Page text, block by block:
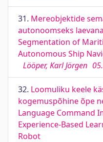
31. Mereobjektide
autonoomseks
Segmentation of
Autonomous Ship
Lööper, Karl Jörgen
32. Loomuliku keele
kogemuspõhine õpe
Language Command
Experience-Based
Robot